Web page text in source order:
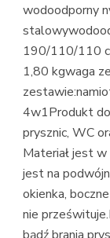
wodoodporny
190/110/110
1,80 kgwaga
4w1Produkt
prysznic, WC
Materiał jest w
jest na
okienka,
nie